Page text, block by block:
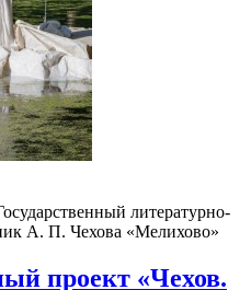
литературно-
А. П. Чехова «Мелихово»
проект «Чехов.